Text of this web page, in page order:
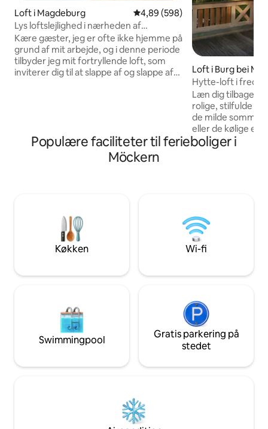
Loft i Magdeburg 4,89 ud af 5 i gennemsnitlig
4,89 (598)
Lys loftslejlighed i nærheden af
universitetet inkl. Netflix, RTL+
Kære gæster, jeg er ofte ikke hjemme på
grund af mit arbejde, og i denne periode
tilbyder jeg mit fortryllende loft, som
inviterer dig til at slappe af og slappe af
og en hyggelig sovesofa. I har også
internet med glasfiberhastighed
(100Mbit) og et fladt tv. Der er
Loft i Burg bei
Hytte-loft i
Læn dig tilbage og
rolige, stilfulde
de milde
eller de kølige
foran pejsen.
træerne, og
vinmark.
Populære faciliteter til ferieboliger i
Möckern
Køkken Wi-fi
Swimmingpool
Gratis parkering på
stedet